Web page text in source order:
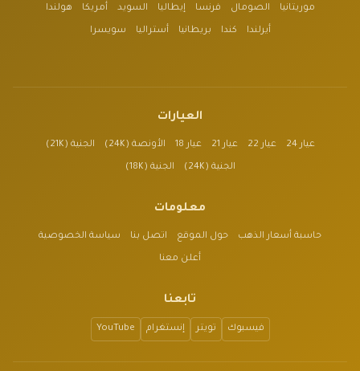
موريتانيا الصومال فرنسا إيطاليا السويد أمريكا هولندا
أيرلندا كندا بريطانيا أستراليا سويسرا
العيارات
عيار 24 عيار 22 عيار 21 عيار 18 الأونصة (24K) الجنية (21K)
الجنية (24K) الجنية (18K)
معلومات
حاسبة أسعار الذهب حول الموقع اتصل بنا سياسة الخصوصية
أعلن معنا
تابعنا
فيسبوك تويتر إنستغرام YouTube